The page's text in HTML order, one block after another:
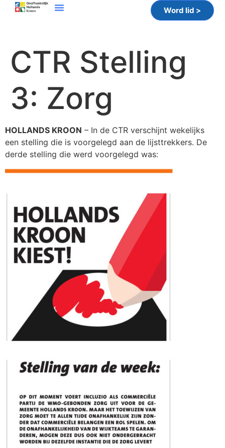
Word lid >
CTR Stelling
3: Zorg
HOLLANDS KROON – In de CTR verschijnt wekelijks
een stelling die is voorgelegd aan de lijsttrekkers. De
derde stelling die werd voorgelegd was: